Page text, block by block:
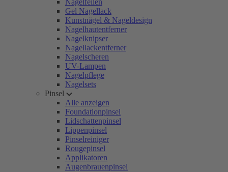
Nagelfeilen
Gel Nagellack
Kunstnägel & Nageldesign
Nagelhautentferner
Nagelknipser
Nagellackentferner
Nagelscheren
UV-Lampen
Nagelpflege
Nagelsets
Pinsel
Alle anzeigen
Foundationpinsel
Lidschattenpinsel
Lippenpinsel
Pinselreiniger
Rougepinsel
Applikatoren
Augenbrauenpinsel